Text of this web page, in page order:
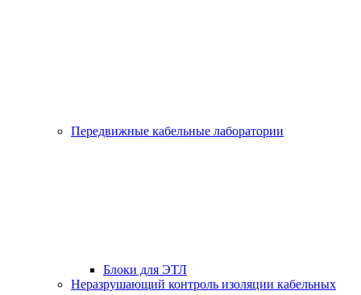
Передвижные кабельные лаборатории
Блоки для ЭТЛ
Неразрушающий контроль изоляции кабельных